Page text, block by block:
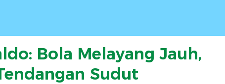
Bola Melayang Jauh,
Sudut